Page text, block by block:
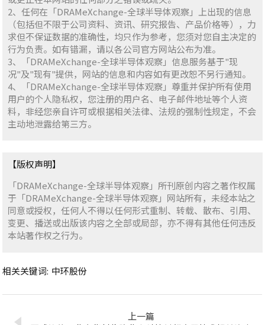
2、任何在「DRAMeXchange-全球半导体观察」上出现的信息
（包括但不限于公司资料、资讯、研究报告、产品价格等），力
求但不保证数据的准确性，均只作为参考，您须对您自主决定的
行为负责。如有错漏，请以各公司官方网站公布为准。
3、「DRAMeXchange-全球半导体观察」信息服务基于"现
况"及"现有"提供，网站的信息和内容如有更改恕不另行通知。
4、「DRAMeXchange-全球半导体观察」尊重并保护所有使用
用户的个人隐私权，您注册的用户名、电子邮件地址等个人资
料，非经您亲自许可或根据相关法律、法规的强制性规定，不会
主动地泄露给第三方。
【版权声明】
「DRAMeXchange-全球半导体观察」所刊原创内容之著作权属
于「DRAMeXchange-全球半导体观察」网站所有，未经本站之
同意或授权，任何人不得以任何形式重制、转载、散布、引用、
变更、播送或出版该内容之全部或局部，亦不得有其他任何违反
本站著作权之行为。
相关关键词: 中环股份
上一篇